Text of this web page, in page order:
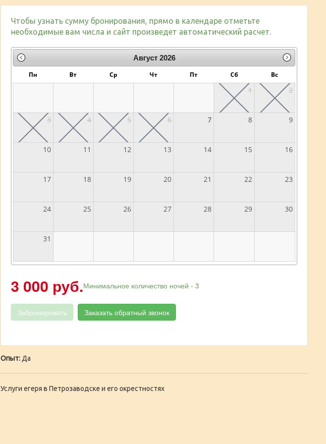
Чтобы узнать сумму бронирования, прямо в календаре отметьте
необходимые вам числа и сайт произведет автоматический расчет.
Август 2026
Пн Вт Ср Чт Пт Сб Вс
1 2
3 4 5 6 7 8 9
10 11 12 13 14 15 16
17 18 19 20 21 22 23
24 25 26 27 28 29 30
31
3 000 руб.Минимальное количество ночей - 3
Забронировать Заказать обратный звонок
Опыт: Да
Услуги егеря в Петрозаводске и его окрестностях